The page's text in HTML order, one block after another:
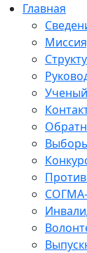
Главная
СОГМА-